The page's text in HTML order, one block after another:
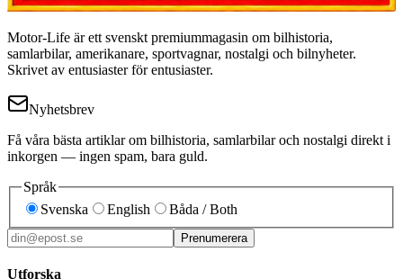
Motor-Life är ett svenskt premiummagasin om bilhistoria,
samlarbilar, amerikanare, sportvagnar, nostalgi och bilnyheter.
Skrivet av entusiaster för entusiaster.
Nyhetsbrev
Få våra bästa artiklar om bilhistoria, samlarbilar och nostalgi direkt i
inkorgen — ingen spam, bara guld.
Språk
Svenska
English Båda / Both
Prenumerera
Utforska